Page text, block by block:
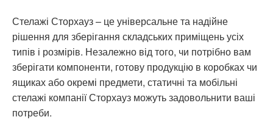
Стелажі Сторхауз – це універсальне та надійне
рішення для зберігання складських приміщень усіх
типів і розмірів. Незалежно від того, чи потрібно вам
зберігати компоненти, готову продукцію в коробках чи
ящиках або окремі предмети, статичні та мобільні
стелажі компанії Сторхауз можуть задовольнити ваші
потреби.